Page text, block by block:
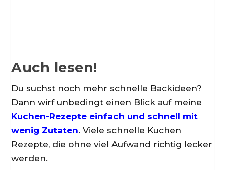
Auch lesen!
Du suchst noch mehr schnelle Backideen?
Dann wirf unbedingt einen Blick auf meine
Kuchen-Rezepte einfach und schnell mit
wenig Zutaten. Viele schnelle Kuchen
Rezepte, die ohne viel Aufwand richtig lecker
werden.